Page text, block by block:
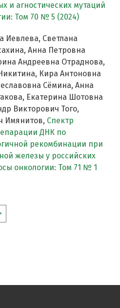
и агностических мутаций
Том 70 № 5 (2024)
Иевлева, Светлана
Анна Петровна
Андреевна Отраднова,
Кира Антоновна
Сёмина, Анна
Екатерина Шотовна
Викторович Того,
Имянитов, Спектр
ДНК по
рекомбинации при
железы у российских
онкологии: Том 71 № 1